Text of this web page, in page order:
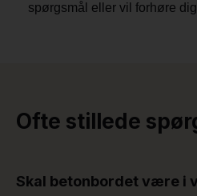
spørgsmål eller vil forhøre
Ofte stillede
Skal betonbordet være i